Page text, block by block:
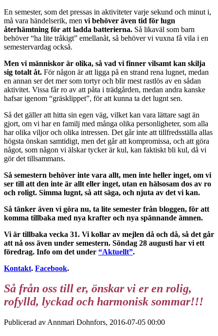
En semester, som det pressas in aktiviteter varje sekund och minut i,
må vara händelserik, men vi behöver även tid för lugn
återhämtning för att ladda batterierna. Så likaväl som barn
behöver “ha lite tråkigt” emellanåt, så behöver vi vuxna få vila i en
semestervardag också.
Men vi människor är olika, så vad vi finner vilsamt kan skilja
sig totalt åt. För någon är att ligga på en strand rena lugnet, medan
en annan ser det mer som tortyr och blir mest rastlös av en sådan
aktivitet. Vissa får ro av att påta i trädgården, medan andra kanske
hafsar igenom “gräsklippet”, för att kunna ta det lugnt sen.
Så det gäller att hitta sin egen väg, vilket kan vara lättare sagt än
gjort, om vi har en familj med många olika personligheter, som alla
har olika viljor och olika intressen. Det går inte att tillfredsställa allas
högsta önskan samtidigt, men det går att kompromissa, och att göra
något, som någon vi älskar tycker är kul, kan faktiskt bli kul, då vi
gör det tillsammans.
Så semestern behöver inte vara allt, men inte heller inget, om vi
ser till att den inte är allt eller inget, utan en hälsosam dos av ro
och roligt. Simma lugnt, så att säga, och njuta av det vi kan.
Så tänker även vi göra nu, ta lite semester från bloggen, för att
komma tillbaka med nya krafter och nya spännande ämnen.
Vi är tillbaka vecka 31. Vi kollar av mejlen då och då, så det går
att nå oss även under semestern. Söndag 28 augusti har vi ett
föredrag. Info om det under “Aktuellt”.
Kontakt. Facebook.
Så från oss till er, önskar vi er en rolig,
rofylld, lyckad och harmonisk sommar!!!
Publicerad av Annmari Dohnfors, 2016-07-05 00:00